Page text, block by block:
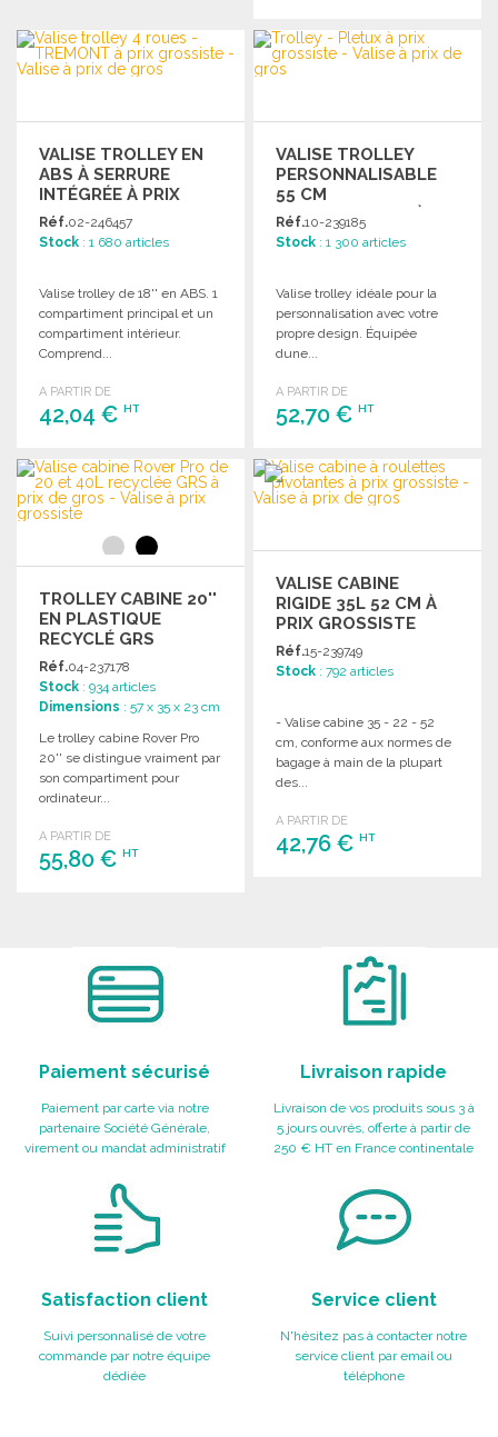
Demander un devis
COMMANDER
Demander un devis
VALISE TROLLEY EN
ABS À SERRURE
INTÉGRÉE À PRIX
GROSSISTE
Réf.02-246457
Stock : 1 680 articles
Valise trolley de 18'' en ABS. 1
compartiment principal et un
compartiment intérieur.
Comprend...
A PARTIR DE
42,04 € HT
COMMANDER
Demander un devis
VALISE TROLLEY
PERSONNALISABLE
55 CM
TRANSPARENTE À
PRIX GROSSISTE
Réf.10-239185
Stock : 1 300 articles
Valise trolley idéale pour la
personnalisation avec votre
propre design. Équipée
dune...
A PARTIR DE
52,70 €HT
COMMANDER
Demander un devis
TROLLEY CABINE 20''
EN PLASTIQUE
RECYCLÉ GRS
Réf.04-237178
Stock : 934 articles
Dimensions : 57 x 35 x 23 cm
Le trolley cabine Rover Pro
20'' se distingue vraiment par
son compartiment pour
ordinateur...
A PARTIR DE
55,80 € HT
VALISE CABINE
RIGIDE 35L 52 CM À
PRIX GROSSISTE
Réf.15-239749
Stock : 792 articles
- Valise cabine 35 - 22 - 52
cm, conforme aux normes de
bagage à main de la plupart
des...
A PARTIR DE
42,76 €HT
Paiement sécurisé
Paiement par carte via notre
partenaire Société Générale,
virement ou mandat administratif
Livraison rapide
Livraison de vos produits sous 3 à
5 jours ouvrés, offerte à partir de
250 € HT en France continentale
Satisfaction client
Suivi personnalisé de votre
commande par notre équipe
dédiée
Service client
N'hésitez pas à contacter notre
service client par email ou
téléphone